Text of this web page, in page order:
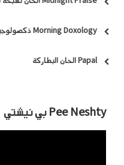
Morning Doxology ذكصولوجيه باكر
Papal الحان البطاركة
Pee Neshty بي نيشتي